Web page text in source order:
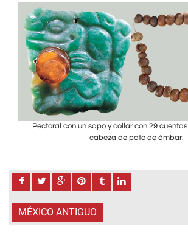
Pectoral con un sapo y collar con 29
cabeza de pato de ámbar.
MÉXICO ANTIGUO